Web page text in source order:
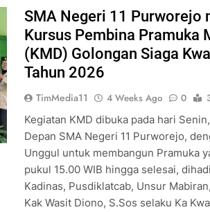
SMA Negeri 11 Purworejo
Kursus Pembina Pramuka
(KMD) Golongan Siaga
Tahun 2026
TimMedia11 4 Weeks Ago 0
Kegiatan KMD dibuka pada hari
Depan SMA Negeri 11 Purworejo,
Unggul untuk membangun Pramuka
pukul 15.00 WIB hingga selesai,
Kadinas, Pusdiklatcab, Unsur
Kak Wasit Diono, S.Sos selaku Ka